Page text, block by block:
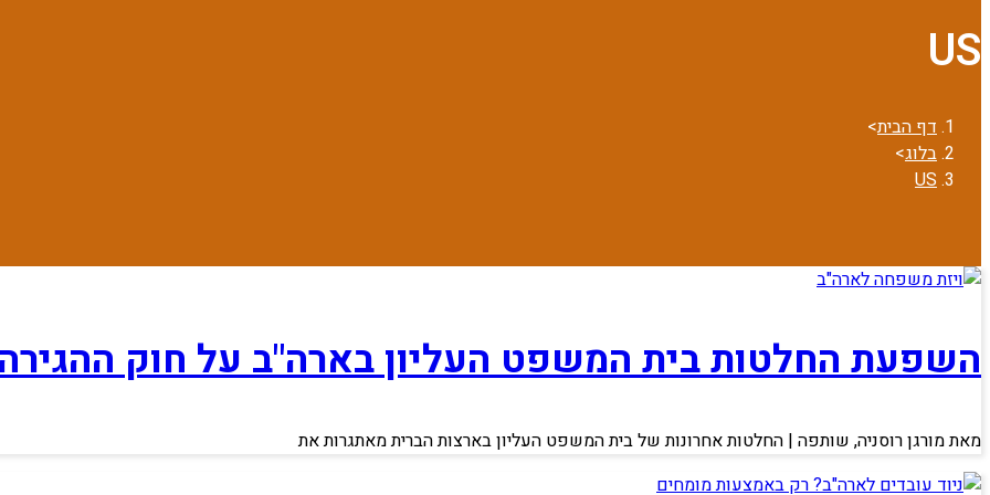
US
דף הבית>
בלוג>
US
השפעת החלטות בית המשפט העליון בארה"ב על חוק
מאת מורגן רוסניה, שותפה | החלטות אחרונות של בית המשפט העליון בארצות הברית מאתגרות את